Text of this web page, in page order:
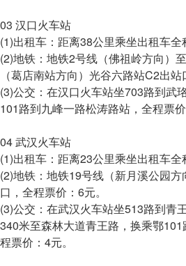
03 汉口火车站
(1)出租车：距离38公里乘坐出租车全
(2)地铁：地铁2号线（佛祖岭方向）
（葛店南站方向）光谷六路站C2出站
(3)公交：在汉口火车站坐703路到武
101路到九峰一路松涛路站，全程票价
04 武汉火车站
(1)出租车：距离23公里乘坐出租车全
(2)地铁：地铁19号线（新月溪公园
口，全程票价：6元。
(3)公交：在武汉火车站坐513路到青
340米至森林大道青王路，换乘鄂
程票价：4元。